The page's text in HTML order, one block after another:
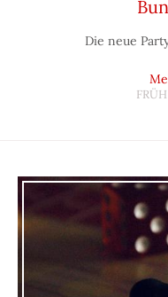
Die neue